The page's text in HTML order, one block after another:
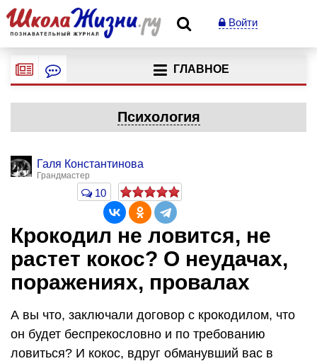
Войти
ГЛАВНОЕ
Психология
Галя Константинова
Грандмастер
10
Крокодил не ловится, не
растет кокос? О неудачах,
поражениях, провалах
А вы что, заключали договор с крокодилом, что
он будет беспрекословно и по требованию
ловиться? И кокос, вдруг обманувший вас в